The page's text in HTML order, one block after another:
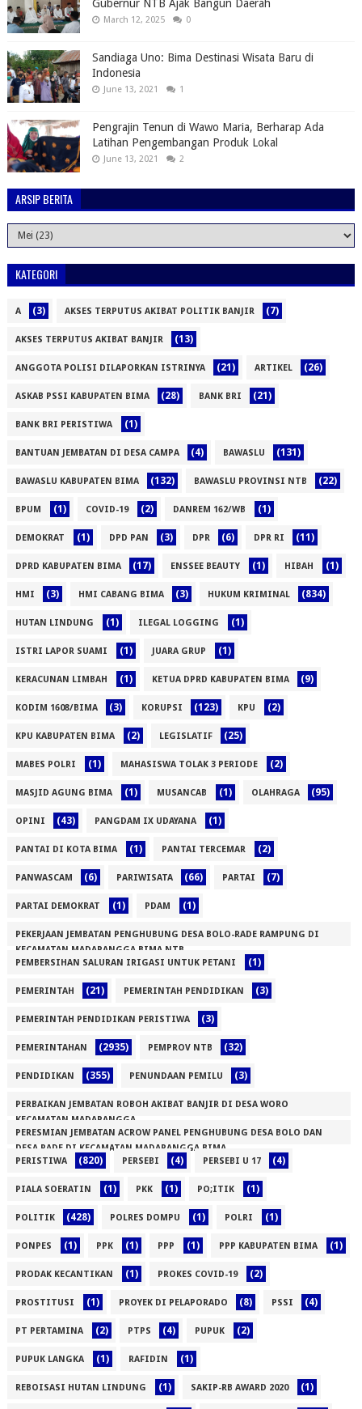
Gubernur NTB Ajak Bangun Daerah
March 12, 2025 0
Sandiaga Uno: Bima Destinasi Wisata Baru di
Indonesia
June 13, 2021 1
Pengrajin Tenun di Wawo Maria, Berharap Ada
Latihan Pengembangan Produk Lokal
June 13, 2021 2
ARSIP BERITA
KATEGORI
A (3) AKSES TERPUTUS AKIBAT POLITIK BANJIR (7)
AKSES TERPUTUS AKIBAT BANJIR (13)
ANGGOTA POLISI DILAPORKAN ISTRINYA (21) ARTIKEL (26)
ASKAB PSSI KABUPATEN BIMA (28) BANK BRI (21)
BANK BRI PERISTIWA (1)
BANTUAN JEMBATAN DI DESA CAMPA (4) BAWASLU (131)
BAWASLU KABUPATEN BIMA (132) BAWASLU PROVINSI NTB (22)
BPUM (1) COVID-19 (2) DANREM 162/WB (1)
DEMOKRAT (1) DPD PAN (3) DPR (6) DPR RI (11)
DPRD KABUPATEN BIMA (17) ENSSEE BEAUTY (1) HIBAH (1)
HMI (3) HMI CABANG BIMA (3) HUKUM KRIMINAL (834)
HUTAN LINDUNG (1) ILEGAL LOGGING (1)
ISTRI LAPOR SUAMI (1) JUARA GRUP (1)
KERACUNAN LIMBAH (1) KETUA DPRD KABUPATEN BIMA (9)
KODIM 1608/BIMA (3) KORUPSI (123) KPU (2)
KPU KABUPATEN BIMA (2) LEGISLATIF (25)
MABES POLRI (1) MAHASISWA TOLAK 3 PERIODE (2)
MASJID AGUNG BIMA (1) MUSANCAB (1) OLAHRAGA (95)
OPINI (43) PANGDAM IX UDAYANA (1)
PANTAI DI KOTA BIMA (1) PANTAI TERCEMAR (2)
PANWASCAM (6) PARIWISATA (66) PARTAI (7)
PARTAI DEMOKRAT (1) PDAM (1)
PEKERJAAN JEMBATAN PENGHUBUNG DESA BOLO-RADE RAMPUNG DI
KECAMATAN MADAPANGGA BIMA NTB
(1)PEMBERSIHAN SALURAN IRIGASI UNTUK PETANI (1)
PEMERINTAH (21) PEMERINTAH PENDIDIKAN (3)
PEMERINTAH PENDIDIKAN PERISTIWA (3)
PEMERINTAHAN (2935) PEMPROV NTB (32)
PENDIDIKAN (355) PENUNDAAN PEMILU (3)
PERBAIKAN JEMBATAN ROBOH AKIBAT BANJIR DI DESA WORO
KECAMATAN MADAPANGGA
(1)PERESMIAN JEMBATAN ACROW PANEL PENGHUBUNG DESA BOLO DAN
DESA RADE DI KECAMATAN MADAPANGGA BIMA
(1)PERISTIWA (820) PERSEBI (4) PERSEBI U 17 (4)
PIALA SOERATIN (1) PKK (1) PO;ITIK (1)
POLITIK (428) POLRES DOMPU (1) POLRI (1)
PONPES (1) PPK (1) PPP (1) PPP KABUPATEN BIMA (1)
PRODAK KECANTIKAN (1) PROKES COVID-19 (2)
PROSTITUSI (1) PROYEK DI PELAPORADO (8) PSSI (4)
PT PERTAMINA (2) PTPS (4) PUPUK (2)
PUPUK LANGKA (1) RAFIDIN (1)
REBOISASI HUTAN LINDUNG (1) SAKIP-RB AWARD 2020 (1)